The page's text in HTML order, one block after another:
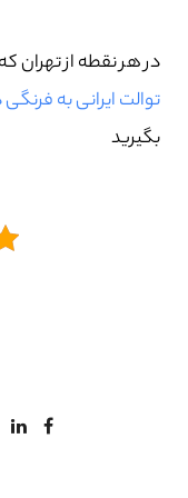
در هر نقطه از
توالت ایرانی به فرنگی
بگیرید